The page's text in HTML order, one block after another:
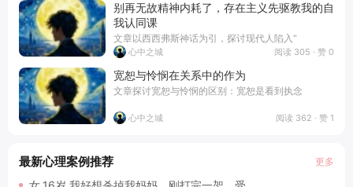
别再无故精神内耗了，存在主义先驱教我的自
我认同课
文章以西西弗斯神话为引，探讨现代人陷入“
心中之城 阅读 305 · 赞 0
宽恕与怜悯在关系中的作为
文章探讨宽恕与怜悯的区别：宽恕是看到执念
心中之城 阅读 362 · 赞 1
最新心理案例推荐 更多